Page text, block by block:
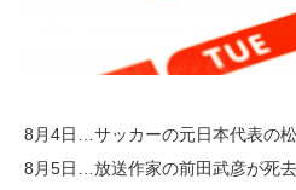
8月4日…サッカーの元日本代表の
8月5日…放送作家の前田武彦が死去